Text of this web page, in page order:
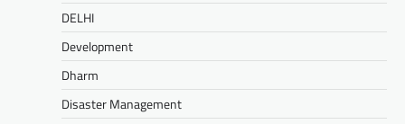
DELHI
Development
Dharm
Disaster Management